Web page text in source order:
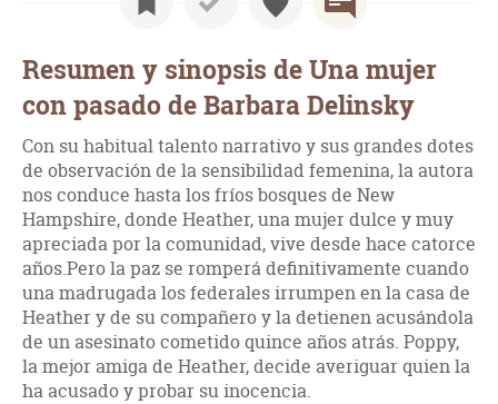
Resumen y sinopsis de Una mujer
con pasado de Barbara Delinsky
Con su habitual talento narrativo y sus grandes dotes
de observación de la sensibilidad femenina, la autora
nos conduce hasta los fríos bosques de New
Hampshire, donde Heather, una mujer dulce y muy
apreciada por la comunidad, vive desde hace catorce
años.Pero la paz se romperá definitivamente cuando
una madrugada los federales irrumpen en la casa de
Heather y de su compañero y la detienen acusándola
de un asesinato cometido quince años atrás. Poppy,
la mejor amiga de Heather, decide averiguar quien la
ha acusado y probar su inocencia.